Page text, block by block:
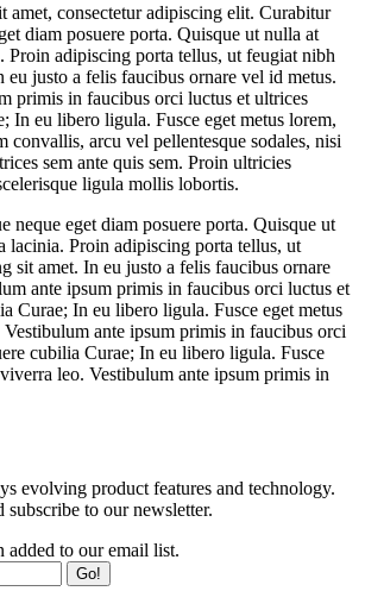
amet, consectetur adipiscing elit. Curabitur
diam posuere porta. Quisque ut nulla at
Proin adipiscing porta tellus, ut feugiat nibh
eu justo a felis faucibus ornare vel id metus.
primis in faucibus orci luctus et ultrices
In eu libero ligula. Fusce eget metus lorem,
convallis, arcu vel pellentesque sodales, nisi
sem ante quis sem. Proin ultricies
ligula mollis lobortis.
neque eget diam posuere porta. Quisque ut
lacinia. Proin adipiscing porta tellus, ut
sit amet. In eu justo a felis faucibus ornare
ante ipsum primis in faucibus orci luctus et
Curae; In eu libero ligula. Fusce eget metus
ante ipsum primis in faucibus orci
cubilia Curae; In eu libero ligula. Fusce
leo. Vestibulum ante ipsum primis in
evolving product features and technology.
to our newsletter.
added to our email list.
Go!